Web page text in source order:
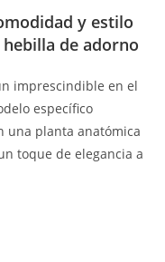
y estilo
de adorno
imprescindible en el
específico
una planta anatómica
toque de elegancia a